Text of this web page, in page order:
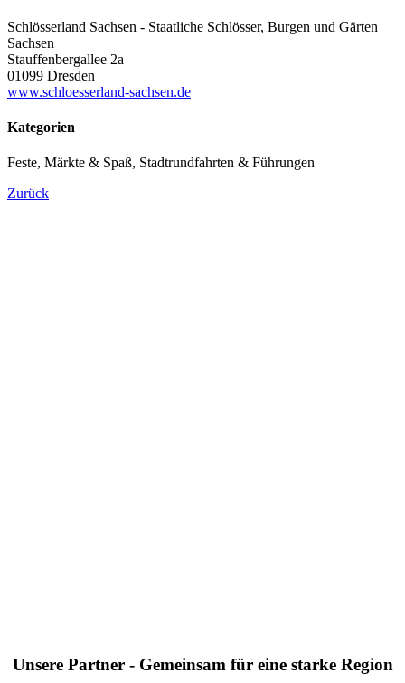
Schlösserland Sachsen - Staatliche Schlösser, Burgen und Gärten
Sachsen
Stauffenbergallee 2a
01099 Dresden
www.schloesserland-sachsen.de
Kategorien
Feste, Märkte & Spaß, Stadtrundfahrten & Führungen
Zurück
Unsere Partner - Gemeinsam für eine starke Region